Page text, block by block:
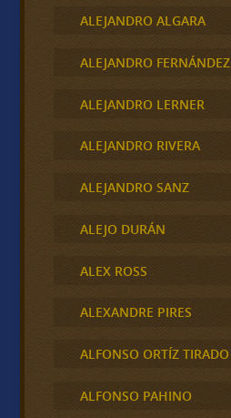
ALEJANDRO ALGARA
ALEJANDRO FERNÁNDEZ
ALEJANDRO LERNER
ALEJANDRO RIVERA
ALEJANDRO SANZ
ALEJO DURÁN
ALEX ROSS
ALEXANDRE PIRES
ALFONSO ORTÍZ TIRADO
ALFONSO PAHINO